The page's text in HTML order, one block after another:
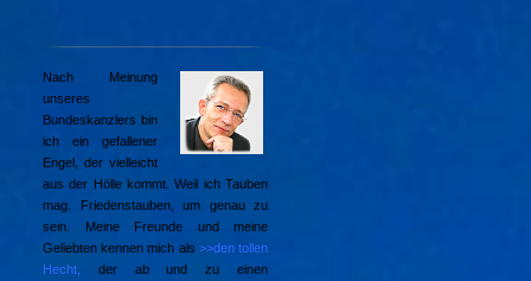
Nach Meinung
unseres
Bundeskanzlers bin
ich ein gefallener
Engel, der vielleicht
aus der Hölle kommt. Weil ich Tauben
mag. Friedenstauben, um genau zu
sein. Meine Freunde und meine
Geliebten kennen mich als >>den tollen
Hecht
der ab und zu einen